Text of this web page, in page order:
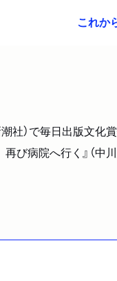
これか
社）で毎日出版文化
び病院へ行く』（中